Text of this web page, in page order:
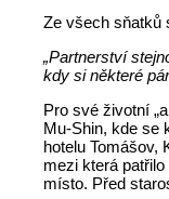
Ze všech sňatků
„Partnerství
kdy si některé
Pro své životní
Mu-Shin, kde se
hotelu Tomášov,
mezi která
místo. Před